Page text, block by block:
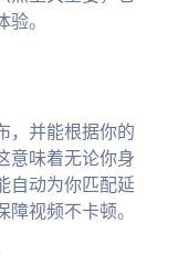
。
，并能根据你的
意味着无论你身
自动为你匹配延
视频不卡顿。